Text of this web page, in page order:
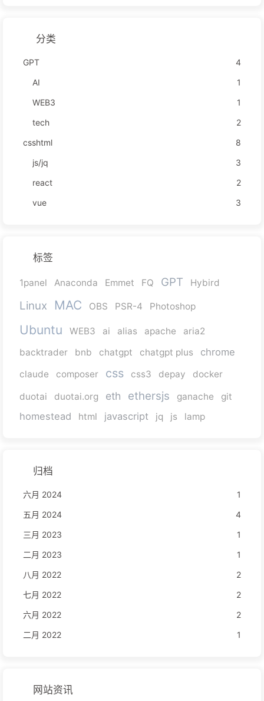
分类
GPT
4
AI
1
WEB3
1
tech
2
csshtml
8
js/jq
3
react
2
vue
3
标签
1panel Anaconda Emmet FQ GPT Hybird
Linux MAC OBS PSR-4 Photoshop
Ubuntu WEB3 ai alias apache
aria2
backtrader
bnb chatgpt chatgpt plus chrome
claude composer css css3 depay
docker
duotai
duotai.org eth ethersjs ganache git
homestead html javascript jq js lamp
归档
六月 2024
1
五月 2024
4
三月 2023
1
二月 2023
1
八月 2022
2
七月 2022
2
六月 2022
2
二月 2022
1
网站资讯